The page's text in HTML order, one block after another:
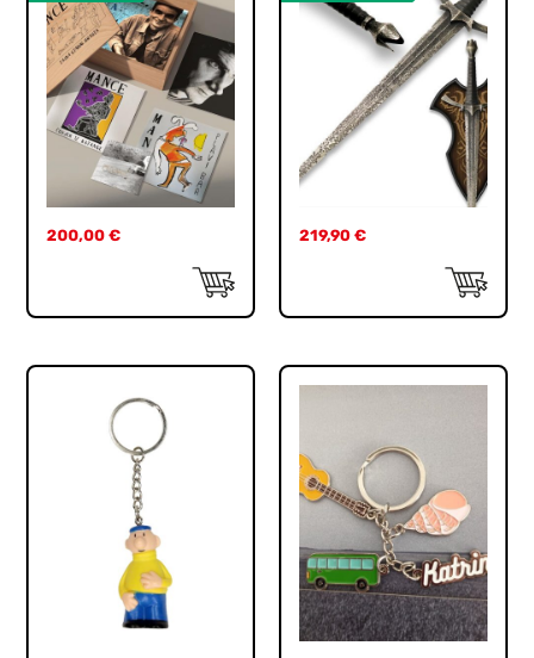
200,00€ 219,90 €